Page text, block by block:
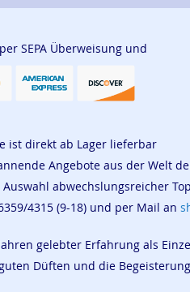
SEPA Überweisung und
ist direkt ab Lager lieferbar
Angebote aus der Welt
abwechslungsreicher
4315 (9-18) und per Mail an
gelebter Erfahrung als
Düften und die